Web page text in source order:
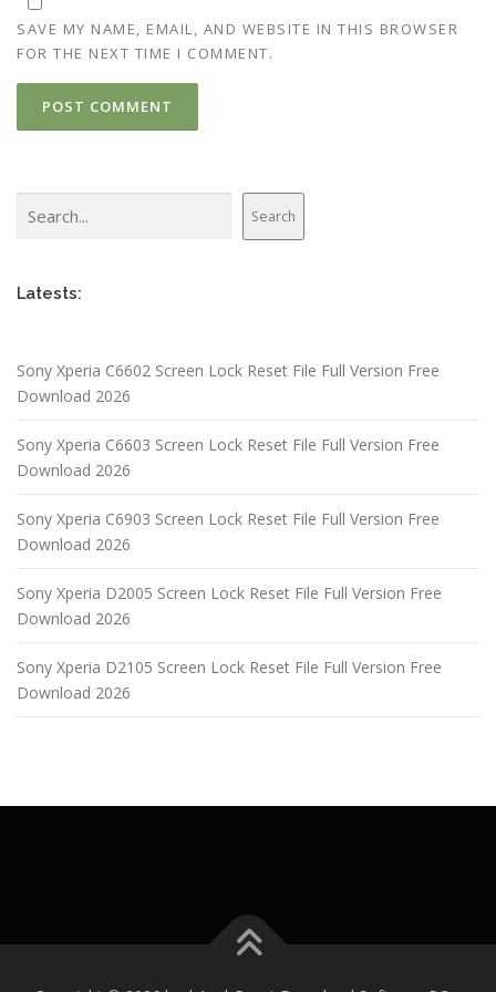
SAVE MY NAME, EMAIL, AND WEBSITE IN THIS BROWSER
FOR THE NEXT TIME I COMMENT.
Search
Latests:
Sony Xperia C6602 Screen Lock Reset File Full Version Free
Download 2026
Sony Xperia C6603 Screen Lock Reset File Full Version Free
Download 2026
Sony Xperia C6903 Screen Lock Reset File Full Version Free
Download 2026
Sony Xperia D2005 Screen Lock Reset File Full Version Free
Download 2026
Sony Xperia D2105 Screen Lock Reset File Full Version Free
Download 2026